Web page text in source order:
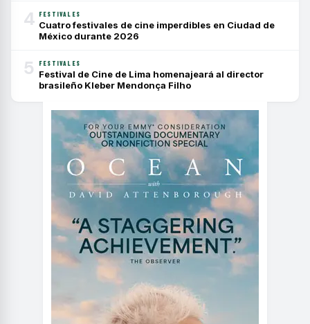
4 FESTIVALES
Cuatro festivales de cine imperdibles en Ciudad de
México durante 2026
5 FESTIVALES
Festival de Cine de Lima homenajeará al director
brasileño Kleber Mendonça Filho